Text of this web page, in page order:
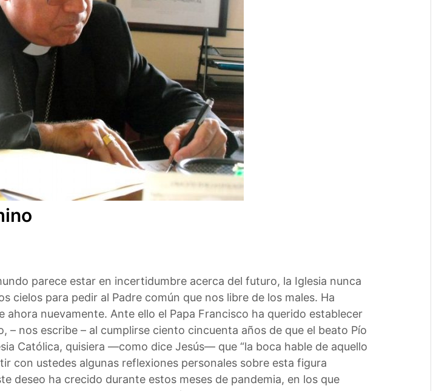
parece estar en incertidumbre acerca del futuro, la Iglesia nunca
cielos para pedir al Padre común que nos libre de los males. Ha
nuevamente. Ante ello el Papa Francisco ha querido establecer
– nos escribe – al cumplirse ciento cincuenta años de que el beato Pío
Católica, quisiera —como dice Jesús— que “la boca hable de aquello
con ustedes algunas reflexiones personales sobre esta figura
deseo ha crecido durante estos meses de pandemia, en los que